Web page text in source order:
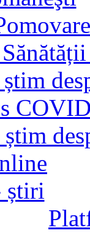
știm